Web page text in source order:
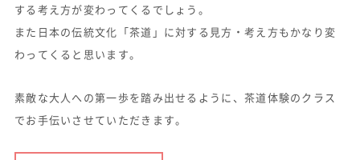
する考え方が変わってくるでしょう。
また日本の伝統文化「茶道」に対する見方・考え方もかなり変
わってくると思います。
素敵な大人への第一歩を踏み出せるように、茶道体験のクラス
でお手伝いさせていただきます。